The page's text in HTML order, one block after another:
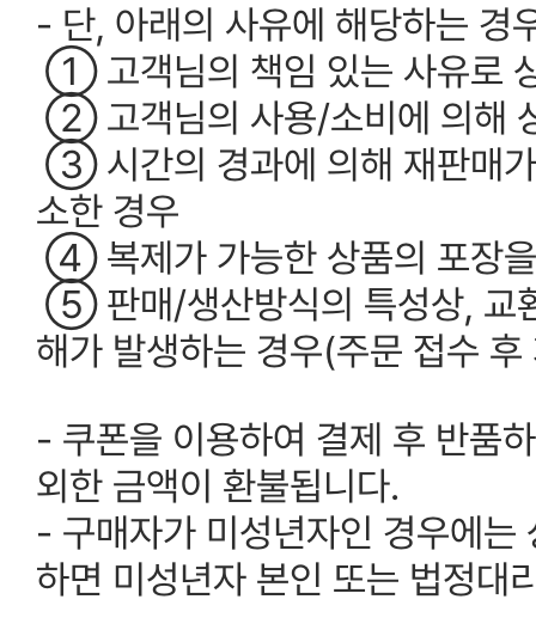
- 단, 아래의 사유에 해당하는 경
① 고객님의 책임 있는 사유로
② 고객님의 사용/소비에 의해
③ 시간의 경과에 의해 재판매
소한 경우
④ 복제가 가능한 상품의 포장
⑤ 판매/생산방식의 특성상, 교
해가 발생하는 경우(주문 접수
- 쿠폰을 이용하여 결제 후 반품
외한 금액이 환불됩니다.
- 구매자가 미성년자인 경우에는
하면 미성년자 본인 또는 법정대